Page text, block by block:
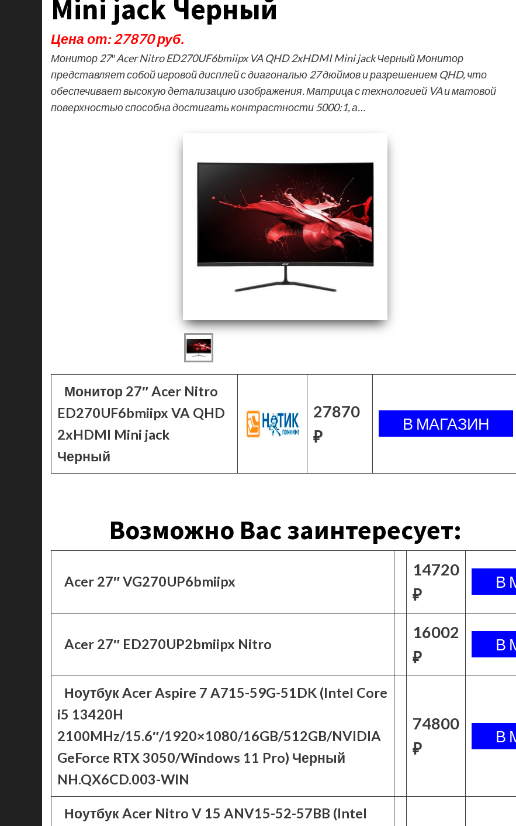
Mini jack Черный
Цена от: 27870 руб.
Монитор 27″ Acer Nitro ED270UF6bmiipx VA QHD 2xHDMI Mini jack Черный Монитор
представляет собой игровой дисплей с диагональю 27 дюймов и разрешением QHD, что
обеспечивает высокую детализацию изображения. Матрица с технологией VA и матовой
поверхностью способна достигать контрастности 5000:1, а…
Монитор 27″ Acer Nitro
ED270UF6bmiipx VA QHD
2xHDMI Mini jack
Черный
27870
₽
Возможно Вас заинтересует:
Acer 27″ VG270UP6bmiipx
14720
₽
Acer 27″ ED270UP2bmiipx Nitro
16002
₽
Ноутбук Acer Aspire 7 A715-59G-51DK (Intel Core
i5 13420H
2100MHz/15.6″/1920×1080/16GB/512GB/NVIDIA
GeForce RTX 3050/Windows 11 Pro) Черный
NH.QX6CD.003-WIN
74800
₽
Ноутбук Acer Nitro V 15 ANV15-52-57BB (Intel